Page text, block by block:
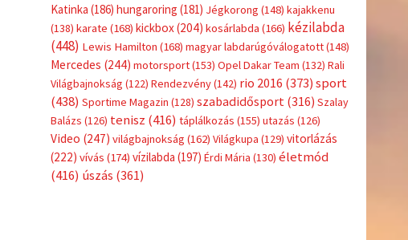
Katinka (186) hungaroring (181) Jégkorong (148) kajakkenu
(138) karate (168) kickbox(204) kosárlabda (166) kézilabda
(448) Lewis Hamilton (168) magyar labdarúgóválogatott(148)
Mercedes (244) motorsport(153) Opel Dakar Team (132) Rali
Világbajnokság (122) Rendezvény(142) rio 2016 (373) sport
(438) Sportime Magazin (128) szabadidősport (316) Szalay
Balázs (126) tenisz (416) táplálkozás (155) utazás (126)
Video (247) világbajnokság (162) Világkupa (129) vitorlázás
(222) vívás (174) vízilabda (197) Érdi Mária (130) életmód
(416) úszás (361)